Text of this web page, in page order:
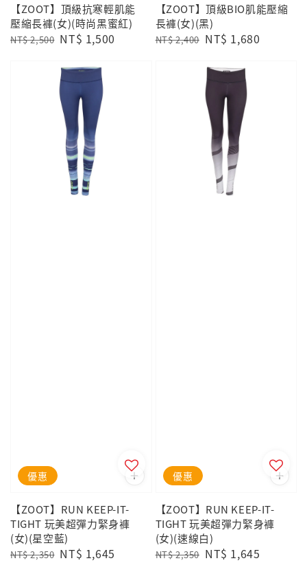
【ZOOT】頂級抗寒輕肌能
壓縮長褲(女)(時尚黑蜜紅)
Regular
NT$ 2,500 Sale
NT$ 1,500
【ZOOT】頂級BIO肌能壓縮
長褲(女)(黑)
Regular
NT$ 2,400 Sale
NT$ 1,680
優惠
【ZOOT】RUN KEEP-IT-
TIGHT 玩美超彈力緊身褲
(女)(星空藍)
Regular
NT$ 2,350 Sale
NT$ 1,645
優惠
【ZOOT】RUN KEEP-IT-
TIGHT 玩美超彈力緊身褲
(女)(速線白)
Regular
NT$ 2,350 Sale
NT$ 1,645